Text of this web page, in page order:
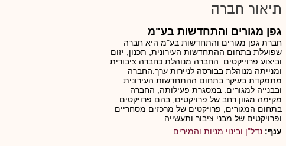
תיאור חברה
גפן מגורים והתחדשות בע"מ
חברת גפן מגורים והתחדשות בע"מ היא חברה
שפועלת בתחום ההתחדשות העירונית, תכנון, יזום
וביצוע פרוייקטים. החברה מנוהלת כחברה ציבורית
ומנייתה מנוהלת בבורסה לניירות ערך.החברה
מתמקדת בעיקר בתחום ההתחדשות העירונית
ובבנייה למגורים. במסגרת פעילותה, החברה
מקימה מגוון רחב של פרויקטים, בהם פרויקטים
בתחום המגורים, פרויקטים של מרכזים מסחריים
ופרויקטים של מבני ציבור ותעשייה..
ענף: נדל"ן ובינוי מניות והמירים